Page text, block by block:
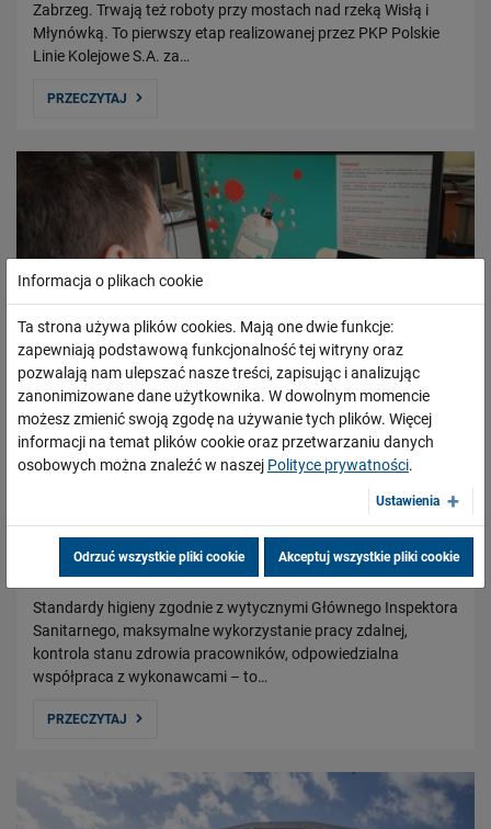
Zabrzeg. Trwają też roboty przy mostach nad rzeką Wisłą i
Młynówką. To pierwszy etap realizowanej przez PKP Polskie
Linie Kolejowe S.A. za…
PRZECZYTAJ
współpracowników
02.04.2020
Standardy higieny zgodnie z wytycznymi Głównego Inspektora
Sanitarnego, maksymalne wykorzystanie pracy zdalnej,
kontrola stanu zdrowia pracowników, odpowiedzialna
współpraca z wykonawcami – to…
PRZECZYTAJ
Informacja o plikach cookie
Ta strona używa plików cookies. Mają one dwie funkcje:
zapewniają podstawową funkcjonalność tej witryny oraz
pozwalają nam ulepszać nasze treści, zapisując i analizując
zanonimizowane dane użytkownika. W dowolnym momencie
możesz zmienić swoją zgodę na używanie tych plików. Więcej
informacji na temat plików cookie oraz przetwarzaniu danych
osobowych można znaleźć w naszej Polityce prywatności.
Ustawienia
Odrzuć wszystkie pliki cookie Akceptuj wszystkie pliki cookie